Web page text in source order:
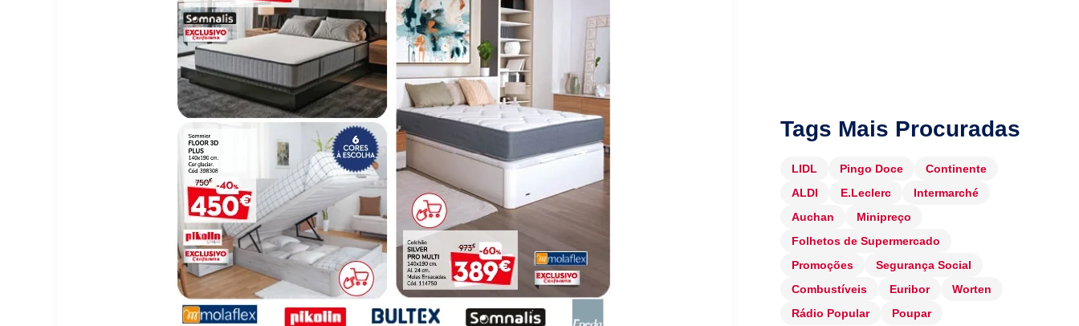
Tags Mais Procuradas
LIDL Pingo Doce
Continente
ALDI
E.Leclerc
Intermarché
Auchan
Minipreço
Folhetos de Supermercado
Promoções
Segurança Social
Combustíveis
Euribor
Worten
Rádio Popular
Poupar